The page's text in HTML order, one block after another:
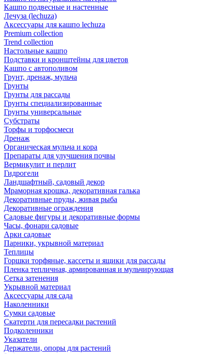
Кашпо подвесные и настенные
Лечуза (lechuza)
Аксессуары для кашпо lechuza
Premium collection
Trend collection
Настольные кашпо
Подставки и кронштейны для цветов
Кашпо с автополивом
Грунт, дренаж, мульча
Грунты
Грунты для рассады
Грунты специализированные
Грунты универсальные
Субстраты
Торфы и торфосмеси
Дренаж
Органическая мульча и кора
Препараты для улучшения почвы
Вермикулит и перлит
Гидрогели
Ландшафтный, садовый декор
Мраморная крошка, декоративная галька
Декоративные пруды, живая рыба
Декоративные ограждения
Садовые фигуры и декоративные формы
Часы, фонари садовые
Арки садовые
Парники, укрывной материал
Теплицы
Горшки торфяные, кассеты и ящики для рассады
Пленка тепличная, армированная и мульчирующая
Сетка затенения
Укрывной материал
Аксессуары для сада
Наколенники
Сумки садовые
Скатерти для пересадки растений
Подколенники
Указатели
Держатели, опоры для растений